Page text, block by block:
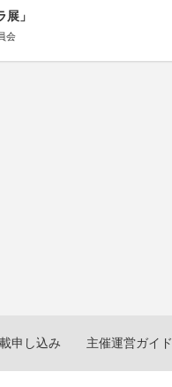
」
会
申し込み 主催運営ガイド